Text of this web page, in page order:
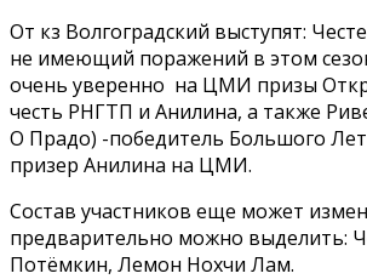
От кз Волгоградский выступят:
не имеющий поражений в этом
очень уверенно на ЦМИ призы
честь РНГТП и Анилина, а также
О Прадо) -победитель Большого
призер Анилина на ЦМИ.
Состав участников еще может
предварительно можно выделить:
Потёмкин, Лемон Нохчи Лам.